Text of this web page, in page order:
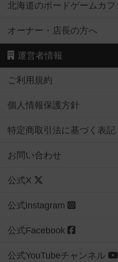
北海道のボードゲームカフ
オーナー・店長の方へ
運営者情報
ご利用規約
個人情報保護方針
特定商取引法に基づく表記
お問い合わせ
公式X
公式instagram
公式Facebook
公式YouTubeチャンネル